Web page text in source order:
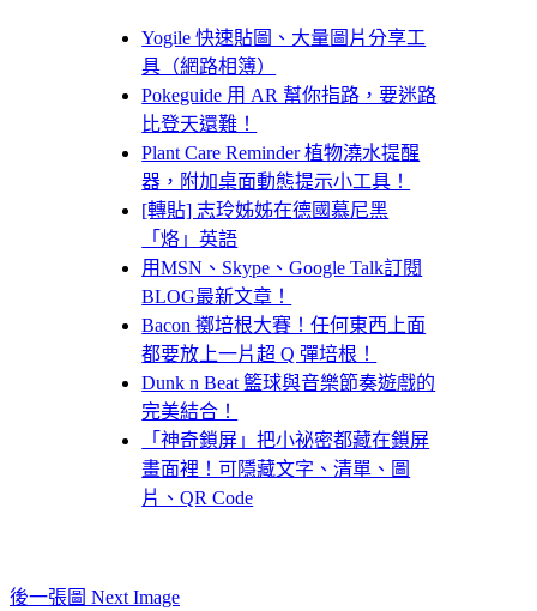
Yogile 快速貼圖、大量圖片分享工
具（網路相簿）
Pokeguide 用 AR 幫你指路，要迷路
比登天還難！
Plant Care Reminder 植物澆水提醒
器，附加桌面動態提示小工具！
[轉貼] 志玲姊姊在德國慕尼黑
「烙」英語
用MSN、Skype、Google Talk訂閱
BLOG最新文章！
Bacon 擲培根大賽！任何東西上面
都要放上一片超 Q 彈培根！
Dunk n Beat 籃球與音樂節奏遊戲的
完美結合！
「神奇鎖屏」把小祕密都藏在鎖屏
畫面裡！可隱藏文字、清單、圖
片、QR Code
後一張圖 Next Image